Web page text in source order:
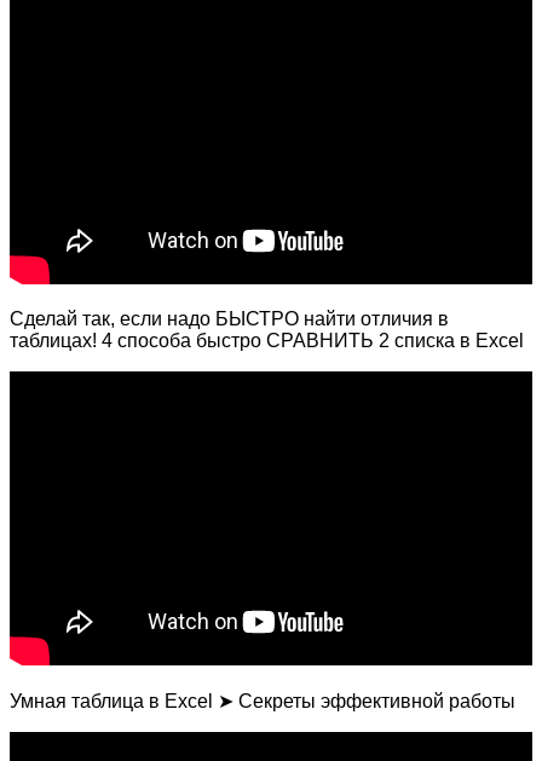
Сделай так, если надо БЫСТРО найти отличия в
таблицах! 4 способа быстро СРАВНИТЬ 2 списка в Excel
Умная таблица в Excel ➤ Секреты эффективной работы